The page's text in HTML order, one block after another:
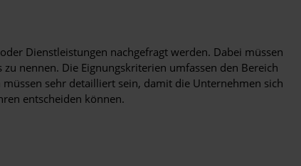
Dienstleistungen nachgefragt werden. Dabei müssen
nennen. Die Eignungskriterien umfassen den Bereich
sehr detailliert sein, damit die Unternehmen sich
entscheiden können.